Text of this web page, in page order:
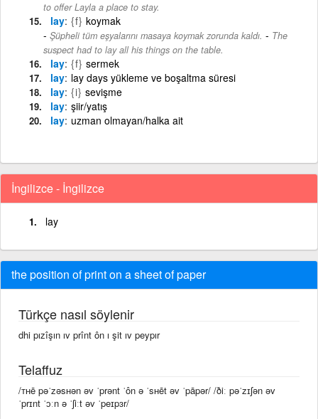
to offer Layla a place to stay.
lay {f} koymak
Şüpheli tüm eşyalarını masaya koymak zorunda kaldı. - The
suspect had to lay all his things on the table.
lay {f} sermek
lay lay days yükleme ve boşaltma süresi
lay {i} sevişme
lay şiir/yatış
lay uzman olmayan/halka ait
İngilizce - İngilizce
lay
the position of print on a sheet of paper
Türkçe nasıl söylenir
dhi pızîşın ıv prînt ôn ı şit ıv peypır
Telaffuz
/ᴛʜē pəˈzəsʜən əv ˈprənt ˈôn ə ˈsʜēt əv ˈpāpər/ /ðiː pəˈzɪʃən əv
ˈprɪnt ˈɔːn ə ˈʃiːt əv ˈpeɪpɜr/